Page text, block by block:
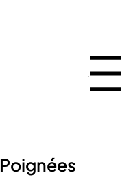
Menu
Poignées